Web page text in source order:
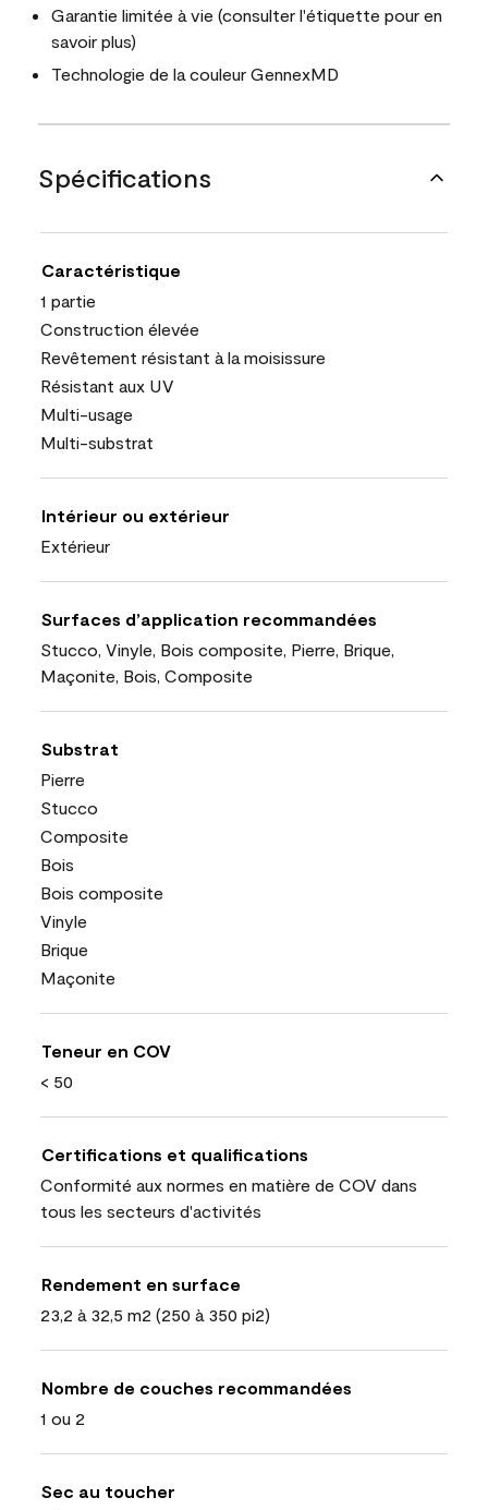
Garantie limitée à vie (consulter l'étiquette pour en
savoir plus)
Technologie de la couleur GennexMD
Spécifications
Caractéristique
1 partie
Construction élevée
Revêtement résistant à la moisissure
Résistant aux UV
Multi-usage
Multi-substrat
Intérieur ou extérieur
Extérieur
Surfaces d’application recommandées
Stucco, Vinyle, Bois composite, Pierre, Brique,
Maçonite, Bois, Composite
Substrat
Pierre
Stucco
Composite
Bois
Bois composite
Vinyle
Brique
Maçonite
Teneur en COV
< 50
Certifications et qualifications
Conformité aux normes en matière de COV dans
tous les secteurs d'activités
Rendement en surface
23,2 à 32,5 m2 (250 à 350 pi2)
Nombre de couches recommandées
1 ou 2
Sec au toucher